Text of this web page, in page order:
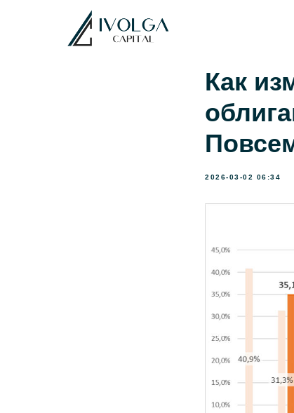
Как
2026-03-02 06:34